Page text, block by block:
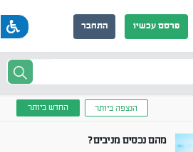
פרסם עכשיו התחבר
החדש ביותר הנצפה ביותר
מהם נכסים מניבים?